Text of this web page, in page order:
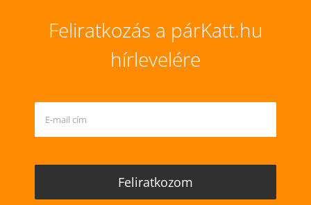
Feliratkozás a párKatt.hu
hírlevelére